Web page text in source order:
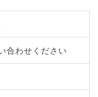
合わせください